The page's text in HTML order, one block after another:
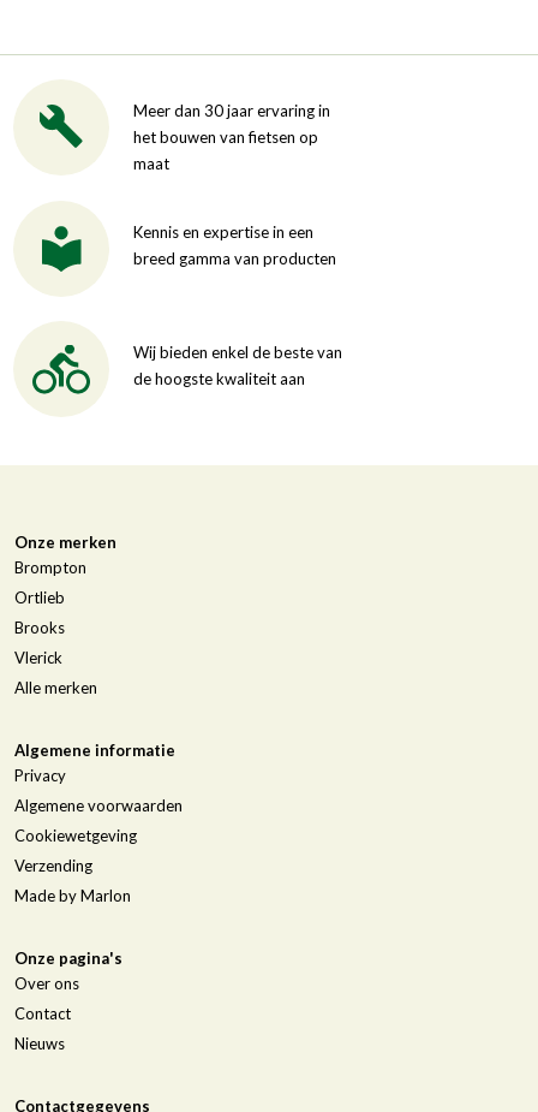
Meer dan 30 jaar ervaring in
het bouwen van fietsen op
maat
Kennis en expertise in een
breed gamma van producten
Wij bieden enkel de beste van
de hoogste kwaliteit aan
Onze merken
Brompton
Ortlieb
Brooks
Vlerick
Alle merken
Algemene informatie
Privacy
Algemene voorwaarden
Cookiewetgeving
Verzending
Made by Marlon
Onze pagina's
Over ons
Contact
Nieuws
Contactgegevens